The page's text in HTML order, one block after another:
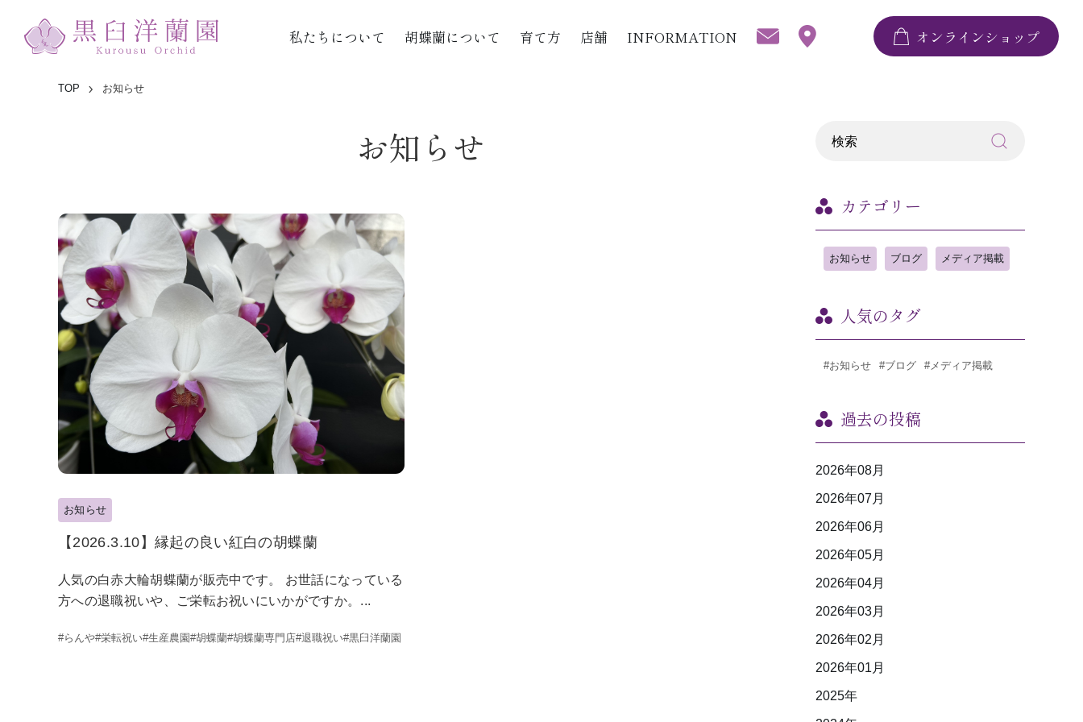
私たちについて 胡蝶蘭について 育て方 店舗 INFORMATION オンラインショップ
TOP お知らせ
お知らせ
お知らせ
【2026.3.10】縁起の良い紅白の胡蝶蘭
人気の白赤大輪胡蝶蘭が販売中です。 お世話になっている
方への退職祝いや、ご栄転お祝いにいかがですか。...
#らんや#栄転祝い#生産農園#胡蝶蘭#胡蝶蘭専門店#退職祝い#黒臼洋蘭園
カテゴリー
お知らせ ブログ メディア掲載
人気のタグ
#お知らせ #ブログ #メディア掲載
過去の投稿
2026年08月
2026年07月
2026年06月
2026年05月
2026年04月
2026年03月
2026年02月
2026年01月
2025年